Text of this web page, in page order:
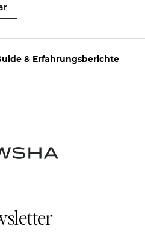
& Erfahrungsberichte